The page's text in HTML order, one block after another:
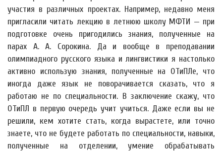
участия в различных проектах. Например, недавно меня
пригласили читать лекцию в летнюю школу МФТИ — при
подготовке очень пригодились знания, полученные на
парах А. А. Сорокина. Да и вообще в преподавании
олимпиадного русского языка и лингвистики я настолько
активно использую знания, полученные на ОТиПЛе, что
иногда даже язык не поворачивается сказать, что я
работаю не по специальности. В заключение скажу, что
ОТиПЛ в первую очередь учит учиться. Даже если вы не
решили, кем хотите стать, когда вырастете, или точно
знаете, что не будете работать по специальности, навыки,
полученные на отделении, умение обрабатывать